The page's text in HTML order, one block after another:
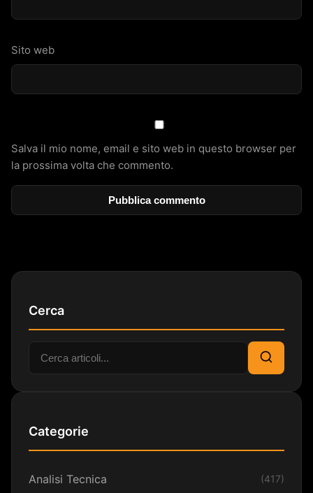
Sito web
Salva il mio nome, email e sito web in questo browser per
la prossima volta che commento.
Cerca
Cerca:
Cerca
Categorie
Analisi Tecnica (417)